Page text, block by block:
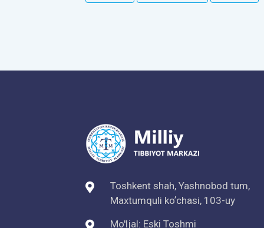
Toshkent shah, Yashnobod tum,
Maxtumquli koʼchasi, 103-uy
Mo'ljal: Eski Toshmi